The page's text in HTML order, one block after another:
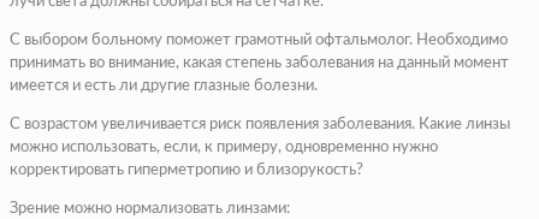
С выбором больному поможет грамотный офтальмолог. Необходимо
принимать во внимание, какая степень заболевания на данный момент
имеется и есть ли другие глазные болезни.
С возрастом увеличивается риск появления заболевания. Какие линзы
можно использовать, если, к примеру, одновременно нужно
корректировать гиперметропию и близорукость?
Зрение можно нормализовать линзами: